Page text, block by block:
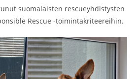
suomalaisten rescueyhdistysten
Rescue -toimintakriteereihin.